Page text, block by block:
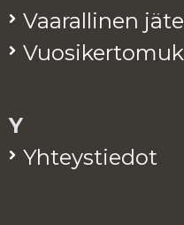
Vaa­ral­li­nen jäte
Y
Yh­teys­tie­dot